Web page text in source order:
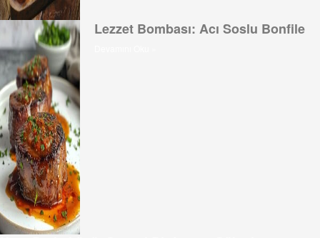
Lezzet Bombası: Acı Soslu Bonfile